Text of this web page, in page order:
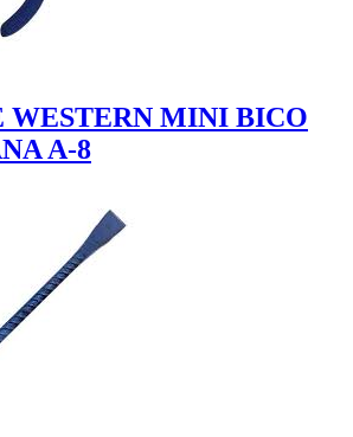
WESTERN MINI BICO
A-8